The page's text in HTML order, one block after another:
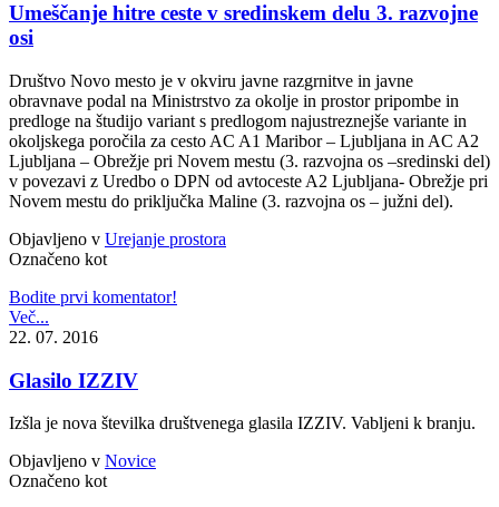
Umeščanje hitre ceste v sredinskem delu 3. razvojne
osi
Društvo Novo mesto je v okviru javne razgrnitve in javne
obravnave podal na Ministrstvo za okolje in prostor pripombe in
predloge na študijo variant s predlogom najustreznejše variante in
okoljskega poročila za cesto AC A1 Maribor – Ljubljana in AC A2
Ljubljana – Obrežje pri Novem mestu (3. razvojna os –sredinski del)
v povezavi z Uredbo o DPN od avtoceste A2 Ljubljana- Obrežje pri
Novem mestu do priključka Maline (3. razvojna os – južni del).
Objavljeno v Urejanje prostora
Označeno kot
Bodite prvi komentator!
Več...
22. 07. 2016
Glasilo IZZIV
Izšla je nova številka društvenega glasila IZZIV. Vabljeni k branju.
Objavljeno v Novice
Označeno kot